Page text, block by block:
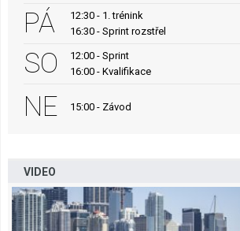
PÁ
12:30 - 1. trénink
16:30 - Sprint rozstřel
SO
12:00 - Sprint
16:00 - Kvalifikace
NE 15:00 - Závod
VIDEO